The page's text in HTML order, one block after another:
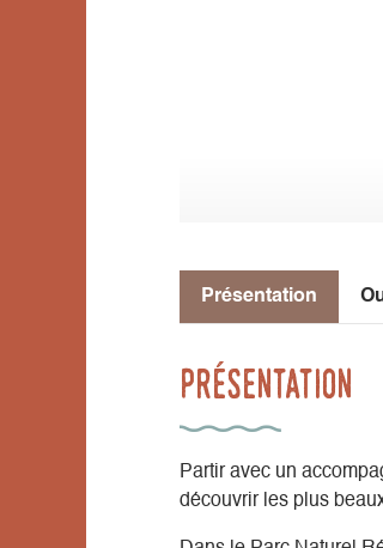
Présentation
Présentation
Partir avec un
découvrir les plus